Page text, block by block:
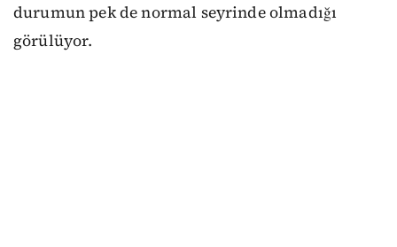
durumun pek de normal seyrinde olmadığı
görülüyor.